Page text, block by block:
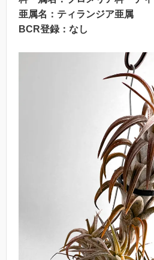
亜属名 ：ティランジア亜属
BCR登録：なし